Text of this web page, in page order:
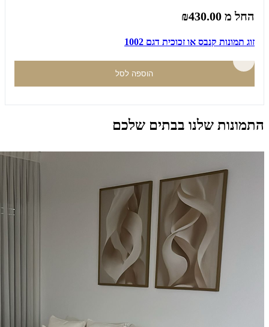
החל מ ₪430.00
זוג תמונות קנבס או זכוכית דגם 1002
הוספה לסל
התמונות שלנו בבתים שלכם